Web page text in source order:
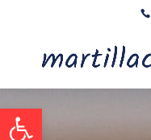
Ouvrir la barre d’outils